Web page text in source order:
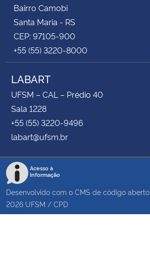
Bairro Camobi
Santa Maria - RS
CEP: 97105-900
+55 (55) 3220-8000
LABART
UFSM – CAL – Prédio 40
Sala 1228
+55 (55) 3220-9496
labart@ufsm.br
Acesso à
Informação
Desenvolvido com o CMS de código aberto
2026 UFSM / CPD